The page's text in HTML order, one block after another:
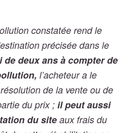
constatée rend le
précisée dans le
de deux ans à compter de
l’acheteur a le
de la vente ou de
du prix ; il peut aussi
du site aux frais du